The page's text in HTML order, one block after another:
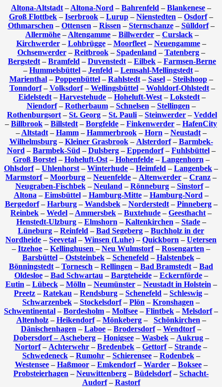
Altona-Altstadt – Altona-Nord – Bahrenfeld – Blankenese –
Groß Flottbek – Iserbrook – Lurup – Nienstedten – Osdorf–
Othmarschen – Ottensen – Rissen – Sternschanze– Sülldorf–
Allermöhe – Altengamme – Billwerder – Curslack –
Kirchwerder– Lohbrügge– Moorfleet– Neuengamme–
Ochsenwerder– Reitbrook– Spadenland – Tatenberg–
Bergstedt – Bramfeld – Duvenstedt – Eilbek – Farmsen-Berne
– Hummelsbüttel – Jenfeld – Lemsahl-Mellingstedt –
Marienthal– Poppenbüttel– Rahlstedt– Sasel– Steilshoop–
Tonndorf– Volksdorf– Wellingsbüttel– Wohldorf-Ohlstedt–
Eidelstedt – Harvestehude – Hoheluft-West – Lokstedt –
Niendorf– Rotherbaum– Schnelsen – Stellingen –
Rothenburgsort – St. Georg – St. Pauli – Steinwerder – Veddel
– Billbrook – Billstedt – Borgfelde – Finkenwerder – HafenCity
– Altstadt– Hamm– Hammerbrook– Horn – Neustadt–
Wilhelmsburg– Kleiner Grasbrook– Alsterdorf– Barmbek-
Nord – Barmbek-Süd – Dulsberg– Eppendorf– Fuhlsbüttel–
Groß Borstel– Hoheluft-Ost– Hohenfelde– Langenhorn –
Ohlsdorf– Uhlenhorst – Winterhude – Heimfeld – Langenbek –
Marmstorf– Moorburg – Neuenfelde – Altenwerder – Cranz –
Neugraben-Fischbek– Neuland – Rönneburg– Sinstorf–
Altona – Eimsbüttel– Hamburg-Mitte– Hamburg-Nord –
Bergedorf– Harburg– Wandsbek– Norderstedt– Pinneberg–
Reinbek – Wedel – Ammersbek – Buxtehude – Geesthacht –
Henstedt-Ulzburg– Elmshorn – Kaltenkirchen – Stade–
Lüneburg – Reinfeld – Bad Segeberg – Buchholz in der
Nordheide – Seevetal – Winsen (Luhe) – Quickborn – Uetersen
– Itzehoe – Kellinghusen – Neu Wulmstorf– Rosengarten –
Barsbüttel– Oststeinbek– Schenefeld – Halstenbek–
Bönningstedt – Tornesch – Rellingen – Bad Bramstedt – Bad
Oldesloe– Bad Schwartau – Bargteheide– Eckernförde–
Eutin – Lübeck– Mölln – Neumünster– Neustadt in Holstein –
Preetz – Ratekau – Rendsburg – Schenefeld – Schleswig –
Schwarzenbek – Stockelsdorf– Plön – Kronshagen –
Schwentinental – Bordesholm – Molfsee – Flintbek – Melsdorf–
Altenholz– Heikendorf– Mönkeberg– Schönkirchen –
Dänischenhagen – Laboe – Brodersdorf– Wendtorf–
Dobersdorf – Ascheberg– Honigsee– Wasbek– Aukrug–
Nortorf– Achterwehr – Bredenbek – Gettorf– Strande –
Schwedeneck– Rumohr– Schierensee– Rodenbek–
Westensee– Haßmoor– Emkendorf– Warder– Boksee–
Probsteierhagen – Neuwittenberg – Büdelsdorf– Schacht-
Audorf– Rastorf